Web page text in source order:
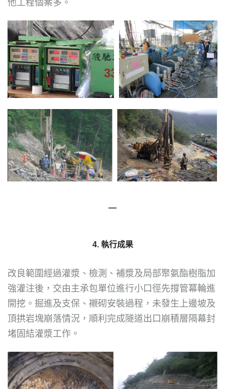
他工程個案多。
―
4. 執行成果
改良範圍經過灌漿、檢測、補漿及局部聚氨酯樹脂加
強灌注後，交由主承包單位進行小口徑先撐管冪輪進
開挖。掘進及支保、襯砌安裝過程，未發生上邊坡及
頂拱岩塊崩落情況，順利完成隧道出口崩積層隔幕封
堵固結灌漿工作。